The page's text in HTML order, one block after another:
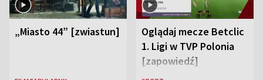
„Miasto 44” [zwiastun]
Oglądaj mecze Betclic
1. Ligi w TVP Polonia
[zapowiedź]